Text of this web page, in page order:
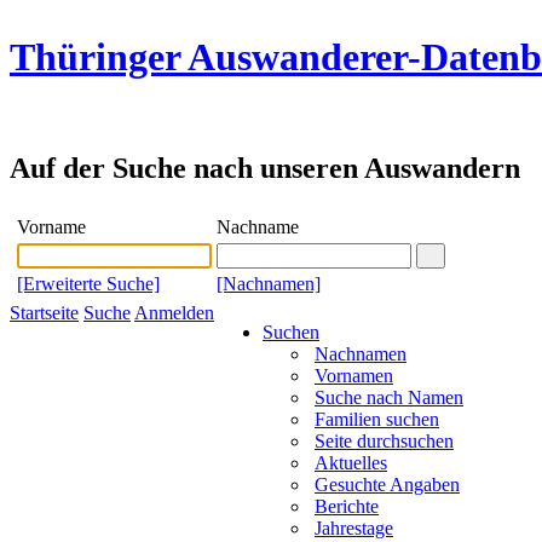
Thüringer Auswanderer-
Auf der Suche nach unseren Auswandern
Vorname Nachname
[Erweiterte Suche]
[Nachnamen]
Startseite Suche Anmelden
Suchen
Nachnamen
Vornamen
Suche nach Namen
Familien suchen
Seite durchsuchen
Aktuelles
Gesuchte Angaben
Berichte
Jahrestage